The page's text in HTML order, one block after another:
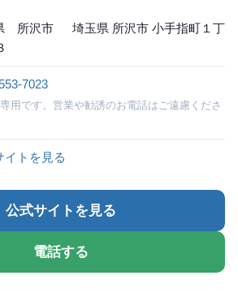
所沢市 埼玉県 所沢市 小手指町１丁
7023
用です。営業や勧誘のお電話はご遠慮くださ
イトを見る
公式サイトを見る
電話する